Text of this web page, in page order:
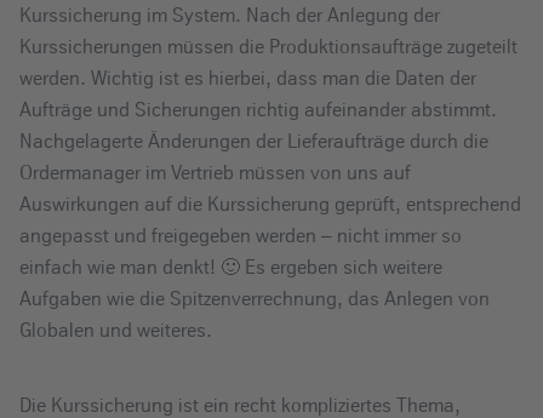
Kurssicherung im System. Nach der Anlegung der
Kurssicherungen müssen die Produktionsaufträge zugeteilt
werden. Wichtig ist es hierbei, dass man die Daten der
Aufträge und Sicherungen richtig aufeinander abstimmt.
Nachgelagerte Änderungen der Lieferaufträge durch die
Ordermanager im Vertrieb müssen von uns auf
Auswirkungen auf die Kurssicherung geprüft, entsprechend
angepasst und freigegeben werden – nicht immer so
einfach wie man denkt! 🙂 Es ergeben sich weitere
Aufgaben wie die Spitzenverrechnung, das Anlegen von
Globalen und weiteres.
Die Kurssicherung ist ein recht kompliziertes Thema,